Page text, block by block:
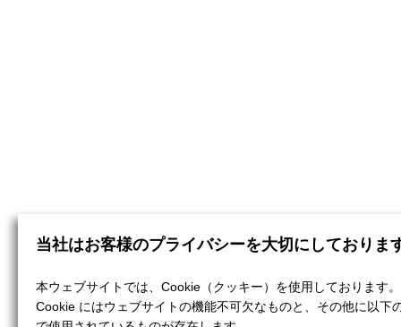
当社はお客様のプライバシーを大切にしておりま
本ウェブサイトでは、Cookie（クッキー）を使用しております。
Cookie にはウェブサイトの機能不可欠なものと、その他に以下